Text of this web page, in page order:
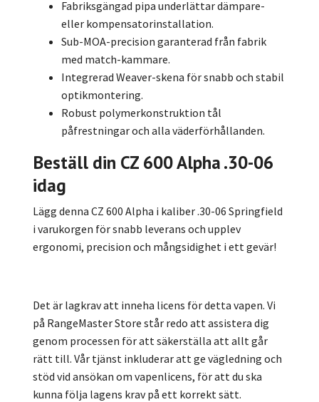
Fabriksgängad pipa underlättar dämpare-
eller kompensatorinstallation.
Sub-MOA-precision garanterad från fabrik
med match-kammare.
Integrerad Weaver-skena för snabb och stabil
optikmontering.
Robust polymerkonstruktion tål
påfrestningar och alla väderförhållanden.
Beställ din CZ 600 Alpha .30-06
idag
Lägg denna CZ 600 Alpha i kaliber .30-06 Springfield
i varukorgen för snabb leverans och upplev
ergonomi, precision och mångsidighet i ett gevär!
Det är lagkrav att inneha licens för detta vapen. Vi
på RangeMaster Store står redo att assistera dig
genom processen för att säkerställa att allt går
rätt till. Vår tjänst inkluderar att ge vägledning och
stöd vid ansökan om vapenlicens, för att du ska
kunna följa lagens krav på ett korrekt sätt.